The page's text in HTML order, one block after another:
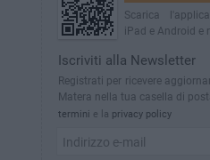
Scarica
iPad e Android e
Iscriviti alla Newsletter
Registrati per ricevere
Matera nella tua casella di
termini e la privacy policy